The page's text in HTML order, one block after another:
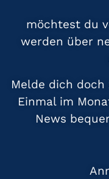
möchtest du
werden über
Melde dich
Einmal im
News